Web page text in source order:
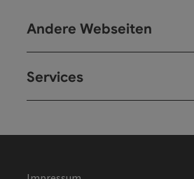
Andere Webseiten
Services